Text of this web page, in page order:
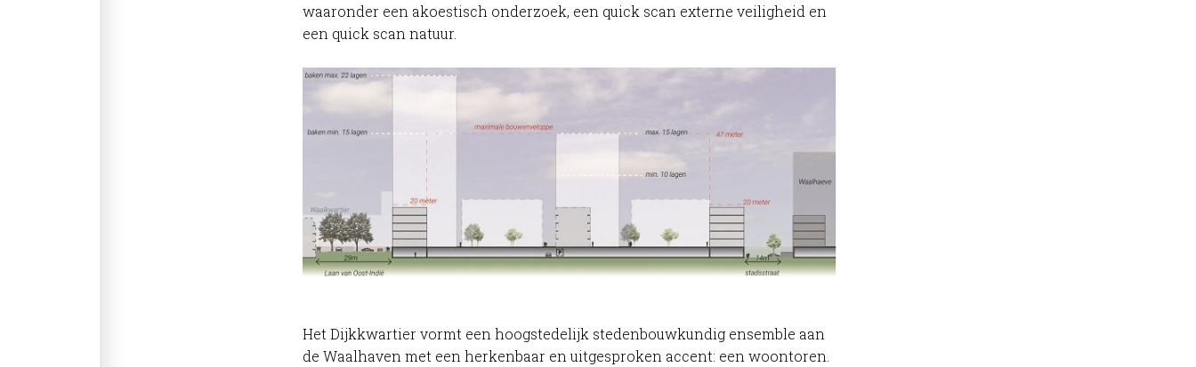
waaronder een akoestisch onderzoek, een quick scan externe veiligheid en
een quick scan natuur.
Het Dijkkwartier vormt een hoogstedelijk stedenbouwkundig ensemble aan
de Waalhaven met een herkenbaar en uitgesproken accent: een woontoren.